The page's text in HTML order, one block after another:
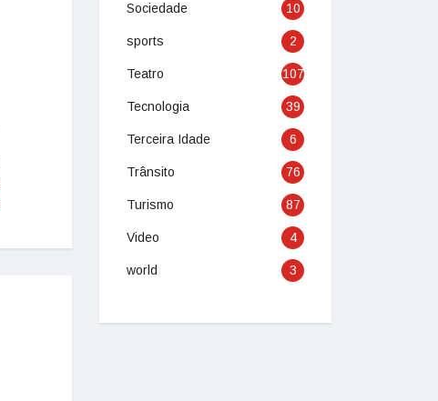
Sociedade 10
sports 2
Teatro 107
Tecnologia 39
Terceira Idade 6
Trânsito 76
Turismo 87
Video 4
world 3